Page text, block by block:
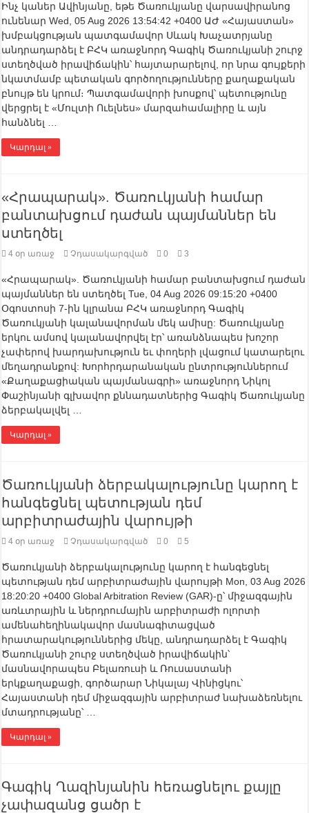
Ինչ կաներ Ավինյանը, եթե Ծառուկյանը վարսավիրանոց
ունենար Wed, 05 Aug 2026 13:54:42 +0400 ԱԺ «Հայաստան»
խմբակցության պատգամավոր Սևակ Խաչատրյանը
անդրադարձել է ԲՀԿ առաջնորդ Գագիկ Ծառուկյանի շուրջ
ստեղծված իրավիճակին՝ հայտարարելով, որ նրա գույքերի
նկատմամբ պետական գործողությունները քաղաքական
բնույթ են կրում։ Պատգամավորի խոսքով՝ պետությունը
վերցրել է «Մուլտի Ուելնես» մարզահամալիրը և այն
հանձնել …
Կարդալ »
«Հրապարակ». Ծառուկյանի համար
բանտախցում դաժան պայմաններ են
ստեղծել
4 օր առաջ Չդասակարգված 0 3
«Հրապարակ». Ծառուկյանի համար բանտախցում դաժան
պայմաններ են ստեղծել Tue, 04 Aug 2026 09:15:20 +0400
Օգոստոսի 7-ին կլրանա ԲՀԿ առաջնորդ Գագիկ
Ծառուկյանի կալանավորման մեկ ամիսը: Ծառուկյանը
երկու ամսով կալանավորվել էր՝ առանձնապես խոշոր
չափերով խարդախություն եւ փողերի լվացում կատարելու
մեղադրանքով: Խորհրդարանական ընտրություններում
«Քաղաքացիական պայմանագրի» առաջնորդ Նիկոլ
Փաշինյանի գլխավոր քննադատներից Գագիկ Ծառուկյանը
ձերբակալվել …
Կարդալ »
Ծառուկյանի ձերբակալությունը կարող է
հանգեցնել պետության դեմ
արբիտրաժային վարույթի
4 օր առաջ Չդասակարգված 0 5
Ծառուկյանի ձերբակալությունը կարող է հանգեցնել
պետության դեմ արբիտրաժային վարույթի Mon, 03 Aug 2026
18:20:20 +0400 Global Arbitration Review (GAR)-ը՝ միջազգային
առևտրային և ներդրումային արբիտրաժի ոլորտի
ամենահեղինակավոր մասնագիտացված
հրատարակություններից մեկը, անդրադարձել է Գագիկ
Ծառուկյանի շուրջ ստեղծված իրավիճակին՝
մասնավորապես Բելառուսի և Ռուսաստանի
երկքաղաքացի, գործարար Նիկալայ Վինիցկու՝
Հայաստանի դեմ միջազգային արբիտրաժ նախաձեռնելու
մտադրությանը՝ …
Կարդալ »
Գագիկ Ղազինյանին հեռացնելու քայլը
չափազանց ցածր է